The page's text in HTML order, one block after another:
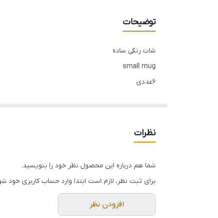
توضیحات
شات رنگی ساده
small mug
۶عددی
نظرات
شما هم درباره این محصول نظر خود را بنویسید.
برای ثبت نظر، لازم است ابتدا وارد حساب کاربری خود
افزودن نظر